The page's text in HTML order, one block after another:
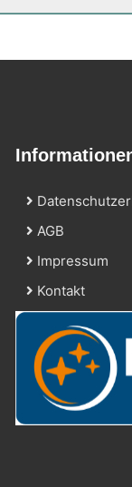
AGB
Impressum
Kontakt